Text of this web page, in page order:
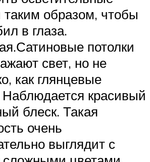
образом, чтобы
в глаза.
потолки
свет, но не
как глянцевые
Наблюдается красивый
блеск. Такая
очень
выглядит с